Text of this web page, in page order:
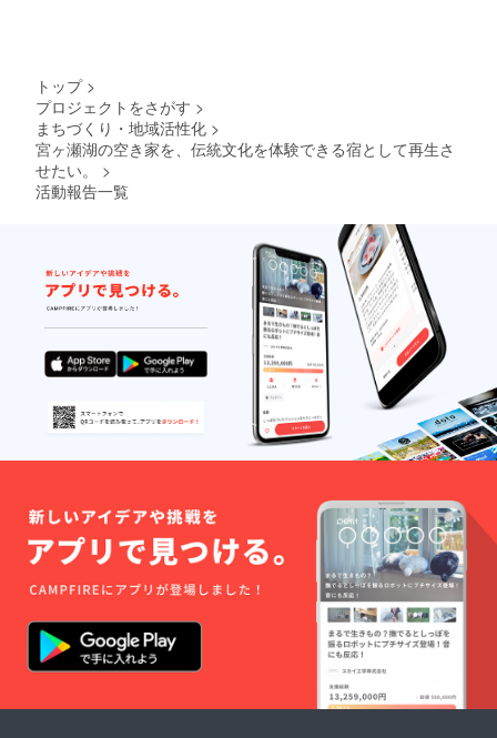
サイ
140mm
・重
量：
100g＜
電池2本
分含む
＞
れる体
思い、
開発し
まし
た。す
べてが
コンパ
クトに
収納さ
れてい
るの
で、持
ち運び
やすく
す。 ▼
旅する
食器
（構
造・印
籠蓋）
素材： -
（筒の
部分）
桜、日
スポー
ツも楽
宮ヶ瀬
湖では
デイ
キャン
プギア
のレン
タルも
してお
り、ご
要望が
あれば
サービ
スのご
紹介も
ます。
清川村
のご案
『宮ヶ
瀬手し
ごとの
家』か
ら徒歩1
分の立
地に
宮ヶ瀬
湖があ
り、散
策・
ジョギ
ング・
サイク
などの
スポー
ツも楽
しめる
環境で
す。
宮ヶ瀬
湖では
デイ
プギア
のレン
タルも
時、必
ず備考
るお名
前をご
記入く
ださ
い。 旅
する工
芸品×2
セット
と１週
間テレ
ワーク
コー
ス、
オープ
セレモ
ニー招
待券ま
でつい
たスペ
シャル
セット
です。
宮ヶ瀬
を満喫
してほ
しい、
トップ >
プロジェクトをさがす >
まちづくり・地域活性化 >
宮ヶ瀬湖の空き家を、伝統文化を体験できる宿として再生さ
せたい。
>
活動報告一覧